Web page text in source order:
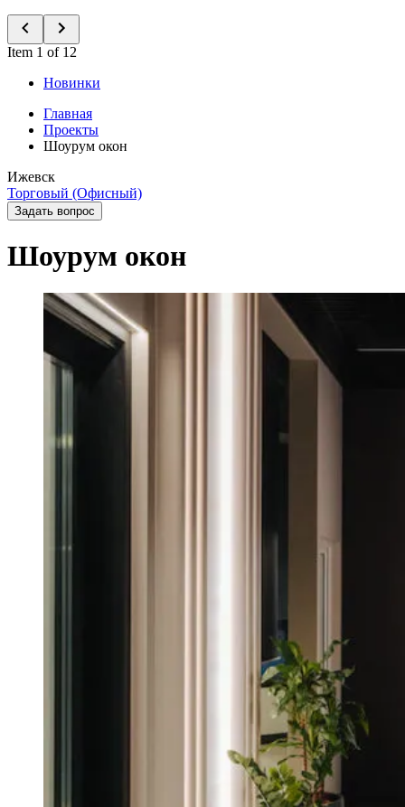
Item 1 of 12
Новинки
Главная
Проекты
Шоурум окон
Ижевск
Торговый (Офисный)
Задать вопрос
Шоурум окон